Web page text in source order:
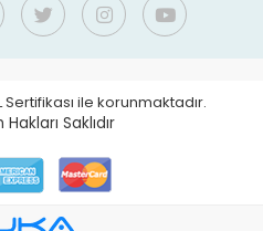
ile korunmaktadır.
Hakları Saklıdır